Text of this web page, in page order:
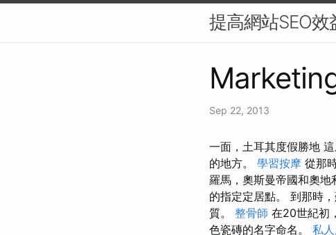
提高網站SEO
Sep 22, 2013
一面，土耳其度假勝地
的地方。 學習按摩 從那
羅馬，奧斯曼帝國和奧地
的指定定居點。 到那時
質。 整骨師 在20世紀初
色瓷磚的名字命名。 私